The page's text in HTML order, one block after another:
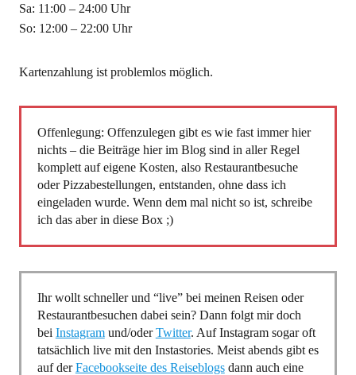
Sa: 11:00 – 24:00 Uhr
So: 12:00 – 22:00 Uhr
Kartenzahlung ist problemlos möglich.
Offenlegung: Offenzulegen gibt es wie fast immer hier
nichts – die Beiträge hier im Blog sind in aller Regel
komplett auf eigene Kosten, also Restaurantbesuche
oder Pizzabestellungen, entstanden, ohne dass ich
eingeladen wurde. Wenn dem mal nicht so ist, schreibe
ich das aber in diese Box ;)
Ihr wollt schneller und “live” bei meinen Reisen oder
Restaurantbesuchen dabei sein? Dann folgt mir doch
bei Instagramund/oderTwitter. Auf Instagram sogar oft
tatsächlich live mit den Instastories. Meist abends gibt es
auf derFacebookseite des Reiseblogsdann auch eine